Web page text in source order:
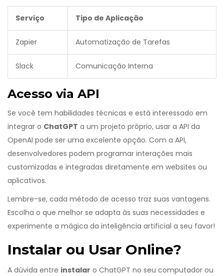
Serviço Tipo de Aplicação
Zapier Automatização de Tarefas
Slack Comunicação Interna
Acesso via API
Se você tem habilidades técnicas e está interessado em
integrar o ChatGPT a um projeto próprio, usar a API da
OpenAI pode ser uma excelente opção. Com a API,
desenvolvedores podem programar interações mais
customizadas e integradas diretamente em websites ou
aplicativos.
Lembre-se, cada método de acesso traz suas vantagens.
Escolha o que melhor se adapta às suas necessidades e
experimente a mágica da inteligência artificial a seu favor!
Instalar ou Usar Online?
A dúvida entre instalar o ChatGPT no seu computador ou